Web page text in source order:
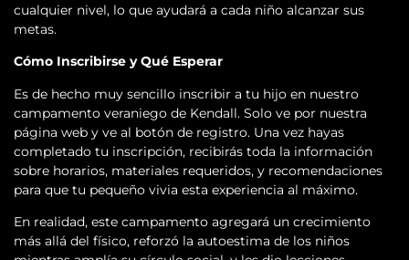
cualquier nivel, lo que ayudará a cada niño alcanzar sus
metas.
Cómo Inscribirse y Qué Esperar
Es de hecho muy sencillo inscribir a tu hijo en nuestro
campamento veraniego de Kendall. Solo ve por nuestra
página web y ve al botón de registro. Una vez hayas
completado tu inscripción, recibirás toda la información
sobre horarios, materiales requeridos, y recomendaciones
para que tu pequeño vivia esta experiencia al máximo.
En realidad, este campamento agregará un crecimiento
más allá del físico, reforzó la autoestima de los niños